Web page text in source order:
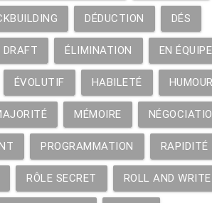
DÉDUCTION DÉS
DRAFT ÉLIMINATION EN ÉQUIPE
ÉVOLUTIF HABILETÉ HUMOUR
MÉMOIRE
PROGRAMMATION RAPIDITÉ
RÔLE SECRET ROLL AND WRITE